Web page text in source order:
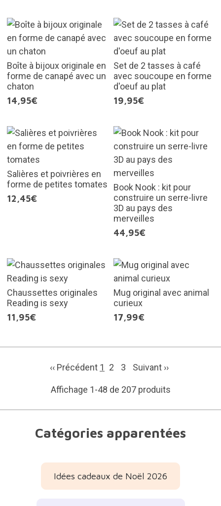
Boîte à bijoux originale en
forme de canapé avec un
chaton
14,95€
Set de 2 tasses à café
avec soucoupe en forme
d'oeuf au plat
19,95€
Salières et poivrières en
forme de petites tomates
12,45€
Book Nook : kit pour
construire un serre-livre
3D au pays des
merveilles
44,95€
Chaussettes originales
Reading is sexy
11,95€
Mug original avec animal
curieux
17,99€
‹‹ Précédent 1 2 3 Suivant ››
Affichage 1-48 de 207 produits
Catégories apparentées
Idées cadeaux de Noël 2026